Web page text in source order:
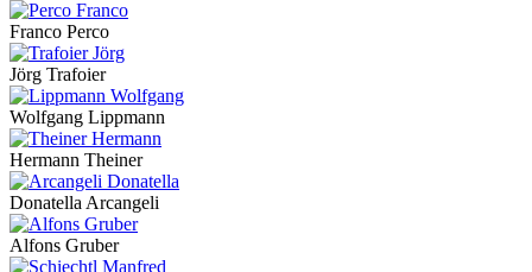
Franco Perco
Jörg Trafoier
Wolfgang Lippmann
Hermann Theiner
Donatella Arcangeli
Alfons Gruber